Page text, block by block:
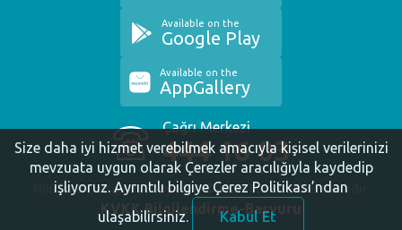
Çağrı Merkezi
444 16 03
Nilüfer Belediyesi. Copyright ©2020 Tüm Hakları Saklıdır.
KVKK Bilgilendirme-Başvuru
Available on the
Google Play
Available on the
AppGallery
Size daha iyi hizmet verebilmek amacıyla kişisel verilerinizi
mevzuata uygun olarak Çerezler aracılığıyla kaydedip
işliyoruz. Ayrıntılı bilgiye Çerez Politikası’ndan
ulaşabilirsiniz.
Kabul Et